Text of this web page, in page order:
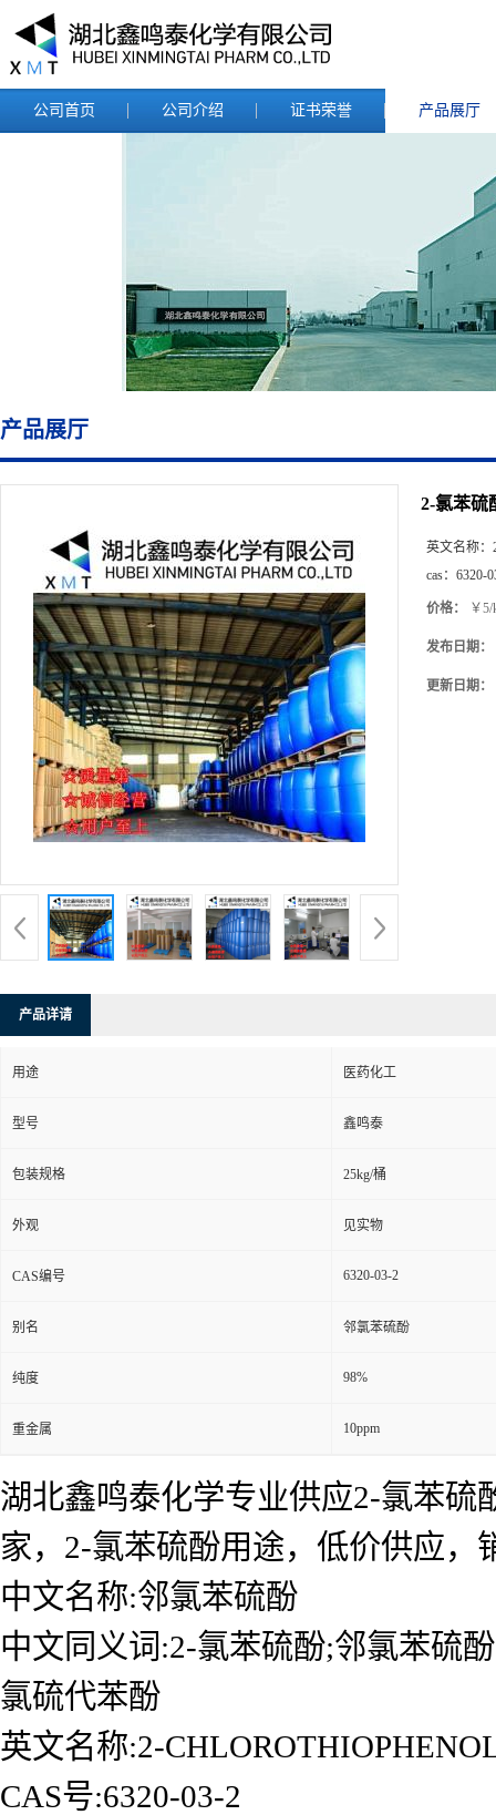
公司首页 公司介绍 证书荣誉 产品展厅
产品展厅
2-氯苯硫
英文名称：
cas： 6320-
价格： ￥5/
发布日期：
更新日期：
产品详请
用途 医药化工
型号 鑫鸣泰
包装规格 25kg/桶
外观 见实物
CAS编号 6320-03-2
别名 邻氯苯硫酚
纯度 98%
重金属 10ppm
湖北鑫鸣泰化学专业供应2-氯苯硫
家，2-氯苯硫酚用途，低价供应
中文名称:邻氯苯硫酚
中文同义词:2-氯苯硫酚;邻氯苯硫
氯硫代苯酚
英文名称:2-
CAS号:6320-03-2